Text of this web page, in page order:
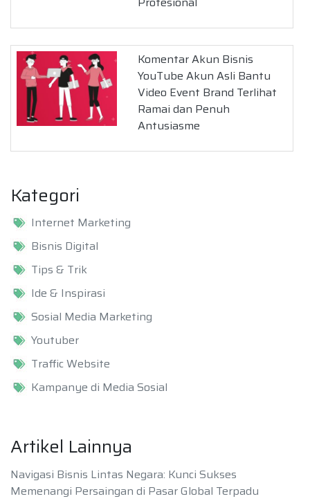
Komentar Akun Bisnis
YouTube Akun Asli Bantu
Video Event Brand Terlihat
Ramai dan Penuh
Antusiasme
Kategori
Internet Marketing
Bisnis Digital
Tips & Trik
Ide & Inspirasi
Sosial Media Marketing
Youtuber
Traffic Website
Kampanye di Media Sosial
Artikel Lainnya
Navigasi Bisnis Lintas Negara: Kunci Sukses
Memenangi Persaingan di Pasar Global Terpadu